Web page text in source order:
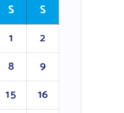
S
S
1
2
8
9
15
16